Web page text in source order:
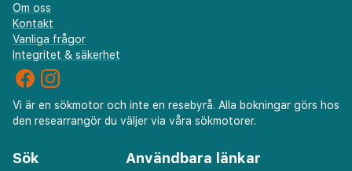
Om oss
Kontakt
Vanliga frågor
Integritet & säkerhet
Vi är en sökmotor och inte en resebyrå. Alla bokningar görs hos
den researrangör du väljer via våra sökmotorer.
Sök Användbara länkar